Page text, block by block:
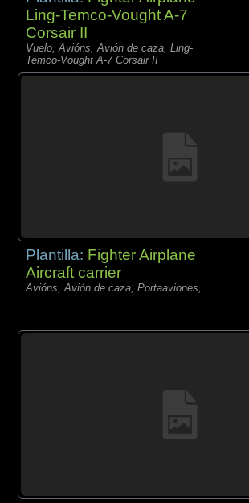
Ling-Temco-Vought A-7
Corsair II
Vuelo, Avións, Avión de caza, Ling-
Temco-Vought A-7 Corsair II
Plantilla: Fighter Airplane
Aircraft carrier
Avións, Avión de caza, Portaaviones,